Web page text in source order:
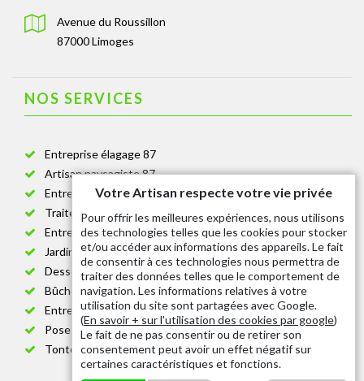
Avenue du Roussillon
87000 Limoges
NOS SERVICES
Entreprise élagage 87
Artisan paysagiste 87
Entreprise de jardinage 87
Traitement anti-chenille 87
Entreprise abattage arbre 87
Jardinier taille de haie 87
Dessouchage arbre et haie 87
Bûcheron 87
Entretien espace vert cimetière 87
Pose et changement grillage et clôture 87
Tonte de pelouse 87
Votre Artisan respecte votre vie privée
Pour offrir les meilleures expériences, nous utilisons
des technologies telles que les cookies pour stocker
et/ou accéder aux informations des appareils. Le fait
de consentir à ces technologies nous permettra de
traiter des données telles que le comportement de
navigation. Les informations relatives à votre
utilisation du site sont partagées avec Google.
(En savoir + sur l'utilisation des cookies par google)
Le fait de ne pas consentir ou de retirer son
consentement peut avoir un effet négatif sur
certaines caractéristiques et fonctions.